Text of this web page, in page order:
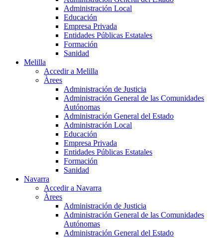
Administración Local
Educación
Empresa Privada
Entidades Públicas Estatales
Formación
Sanidad
Melilla
Accedir a Melilla
Àrees
Administración de Justicia
Administración General de las Comunidades
Autónomas
Administración General del Estado
Administración Local
Educación
Empresa Privada
Entidades Públicas Estatales
Formación
Sanidad
Navarra
Accedir a Navarra
Àrees
Administración de Justicia
Administración General de las Comunidades
Autónomas
Administración General del Estado